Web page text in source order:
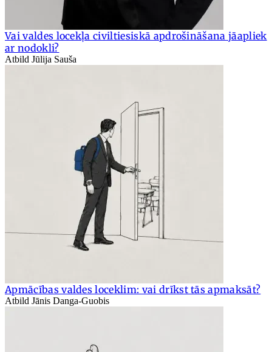
Vai valdes locekļa civiltiesiskā apdrošināšana jāapliek
ar nodokli?
Atbild Jūlija Sauša
Apmācības valdes loceklim: vai drīkst tās apmaksāt?
Atbild Jānis Danga-Guobis